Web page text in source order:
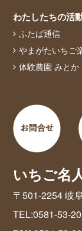
わたしたちの活
ふたば通信
やまがたいちご
体験農園 みとか
いちご名
〒501-2254 岐
TEL:0581-53-